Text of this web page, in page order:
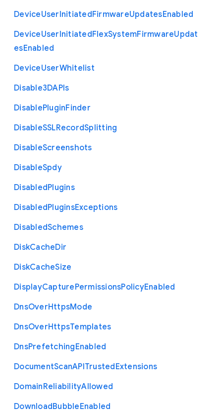
DeviceUserInitiatedFirmwareUpdatesEnabled
DeviceUserInitiatedFlexSystemFirmwareUpdat
esEnabled
DeviceUserWhitelist
Disable3DAPIs
DisablePluginFinder
DisableSSLRecordSplitting
DisableScreenshots
DisableSpdy
DisabledPlugins
DisabledPluginsExceptions
DisabledSchemes
DiskCacheDir
DiskCacheSize
DisplayCapturePermissionsPolicyEnabled
DnsOverHttpsMode
DnsOverHttpsTemplates
DnsPrefetchingEnabled
DocumentScanAPITrustedExtensions
DomainReliabilityAllowed
DownloadBubbleEnabled